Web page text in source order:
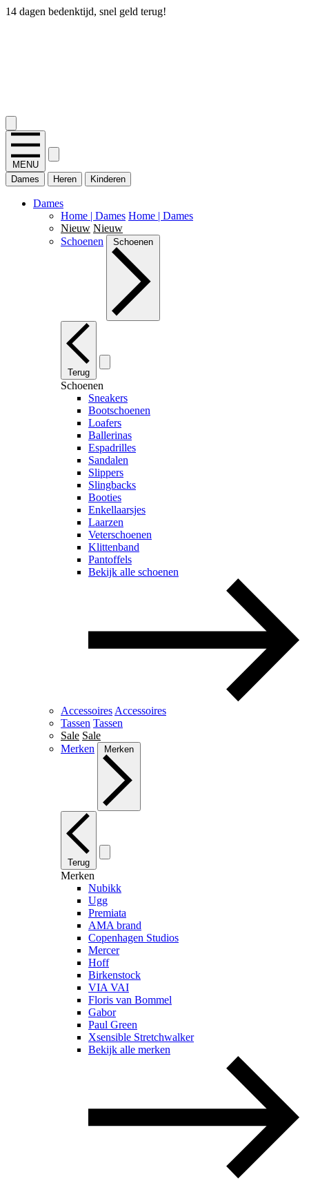
14 dagen bedenktijd, snel geld terug!
MENU
Dames
Heren Kinderen
Dames
Home | Dames Home | Dames
Nieuw Nieuw
Schoenen
Schoenen
Terug
Schoenen
Sneakers
Bootschoenen
Loafers
Ballerinas
Espadrilles
Sandalen
Slippers
Slingbacks
Booties
Enkellaarsjes
Laarzen
Veterschoenen
Klittenband
Pantoffels
Bekijk alle schoenen
Accessoires Accessoires
Tassen Tassen
Sale Sale
Merken
Merken
Terug
Merken
Nubikk
Ugg
Premiata
AMA brand
Copenhagen Studios
Mercer
Hoff
Birkenstock
VIA VAI
Floris van Bommel
Gabor
Paul Green
Xsensible Stretchwalker
Bekijk alle merken